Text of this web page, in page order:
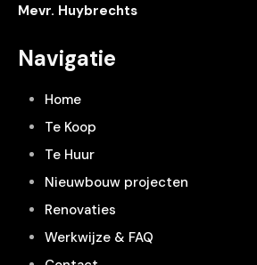
Mevr. Huybrechts
Navigatie
Home
Te Koop
Te Huur
Nieuwbouw projecten
Renovaties
Werkwijze & FAQ